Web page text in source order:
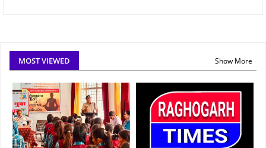
MOST VIEWED Show More